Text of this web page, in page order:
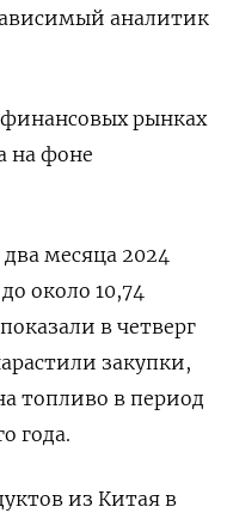
аналитик
рынках
на фоне
месяца 2024
около 10,74
в четверг
закупки,
топливо в период
года.
из Китая в